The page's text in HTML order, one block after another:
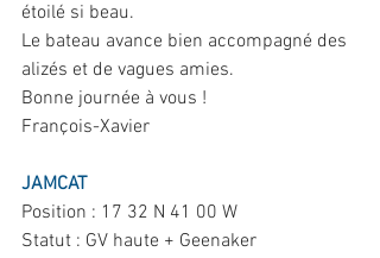
étoilé si beau.
Le bateau avance bien accompagné des
alizés et de vagues amies.
Bonne journée à vous !
François-Xavier
JAMCAT
Position : 17 32 N 41 00 W
Statut : GV haute + Geenaker